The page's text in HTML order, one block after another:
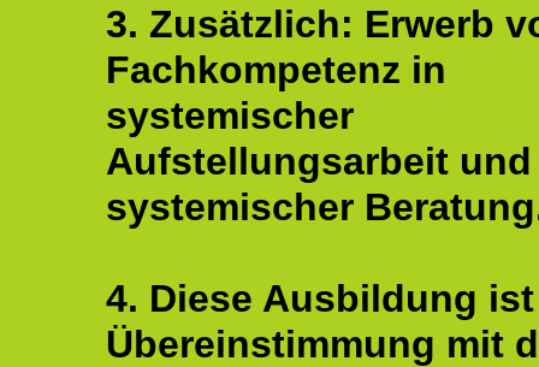
3. Zusätzlich: Erwerb
Fachkompetenz in
systemischer
Aufstellungsarbeit und
systemischer
4. Diese Ausbildung
Übereinstimmung mit